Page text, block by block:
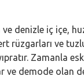
denizle iç içe,
rüzgarları ve
Zamanla
ve demode olan